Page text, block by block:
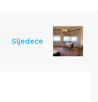
Sljedeće